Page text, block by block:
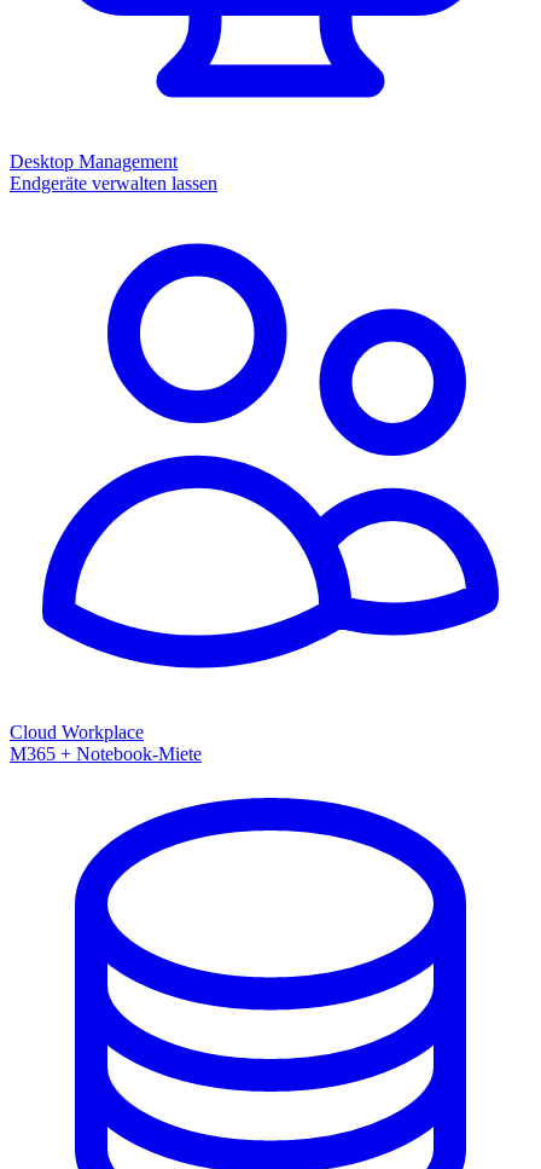
Desktop Management
Endgeräte verwalten lassen
Cloud Workplace
M365 + Notebook-Miete